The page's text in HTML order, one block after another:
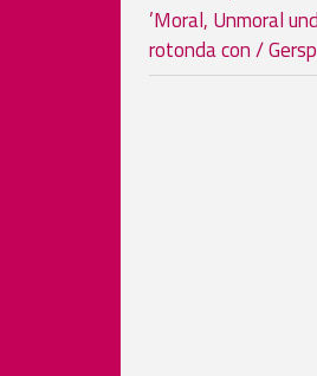
’Moral, Unmoral
rotonda con /